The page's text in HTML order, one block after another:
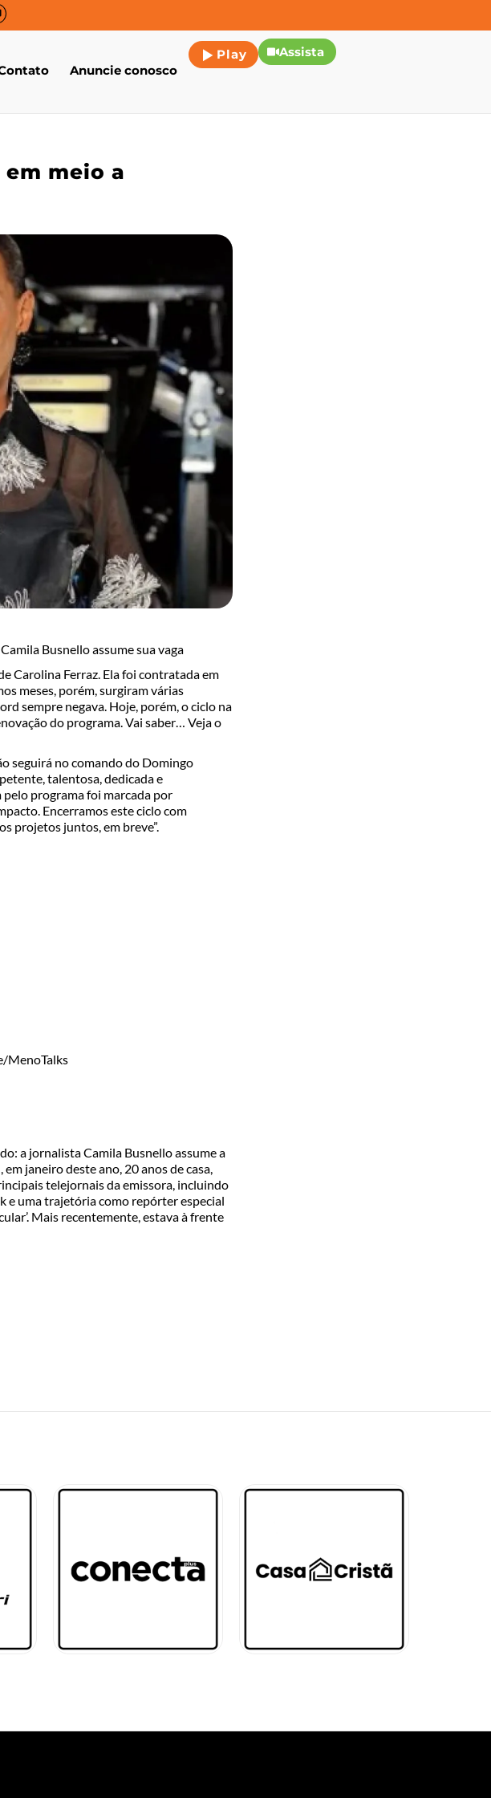
Anuncie conosco
Play Assista
meio a
Busnello assume sua vaga
Carolina Ferraz. Ela foi contratada em
meses, porém, surgiram várias
sempre negava. Hoje, porém, o ciclo na
do programa. Vai saber… Veja o
seguirá no comando do Domingo
talentosa, dedicada e
pelo programa foi marcada por
Encerramos este ciclo com
projetos juntos, em breve”.
MenoTalks
a jornalista Camila Busnello assume a
janeiro deste ano, 20 anos de casa,
telejornais da emissora, incluindo
e uma trajetória como repórter especial
Mais recentemente, estava à frente